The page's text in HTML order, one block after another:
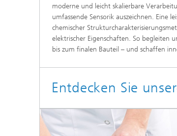
moderne und leicht skalierbare
umfassende Sensorik auszeichnen. Eine
chemischer
elektrischer Eigenschaften. So begleiten
bis zum finalen Bauteil – und schaffen
Entdecken Sie